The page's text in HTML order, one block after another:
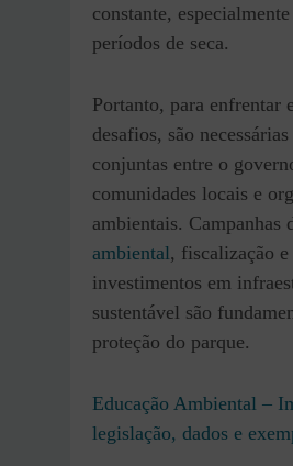
constante,
períodos de seca.
Portanto, para enfrentar
desafios, são necessárias
conjuntas entre o
comunidades locais e
ambientais. Campanhas
ambiental, fiscalização e
investimentos em
sustentável são
proteção do parque.
Educação Ambiental –
legislação, dados e